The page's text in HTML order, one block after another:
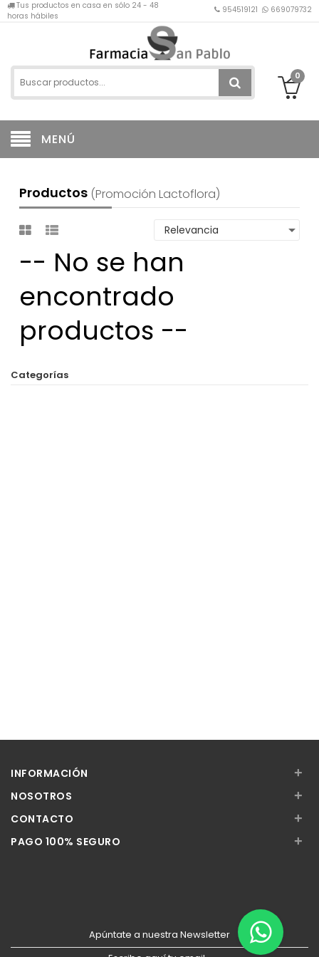
Tus productos en casa en sólo 24 - 48
horas hábiles
954519121 669079732
0
MENÚ
Productos (promoción Lactoflora)
-- No se han
encontrado
productos --
Categorías
INFORMACIÓN +
NOSOTROS +
CONTACTO +
PAGO 100% SEGURO +
Apúntate a nuestra Newsletter